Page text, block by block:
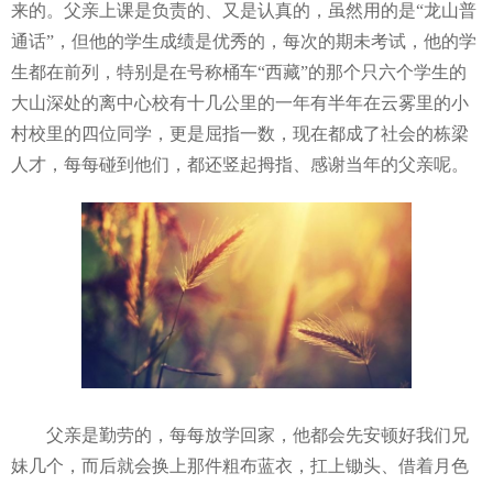
来的。父亲上课是负责的、又是认真的，虽然用的是“龙山普
通话”，但他的学生成绩是优秀的，每次的期未考试，他的学
生都在前列，特别是在号称桶车“西藏”的那个只六个学生的
大山深处的离中心校有十几公里的一年有半年在云雾里的小
村校里的四位同学，更是屈指一数，现在都成了社会的栋梁
人才，每每碰到他们，都还竖起拇指、感谢当年的父亲呢。
父亲是勤劳的，每每放学回家，他都会先安顿好我们兄
妹几个，而后就会换上那件粗布蓝衣，扛上锄头、借着月色